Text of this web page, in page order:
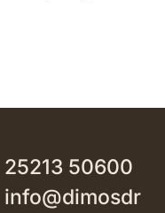
25213 50600
info@dimosdr